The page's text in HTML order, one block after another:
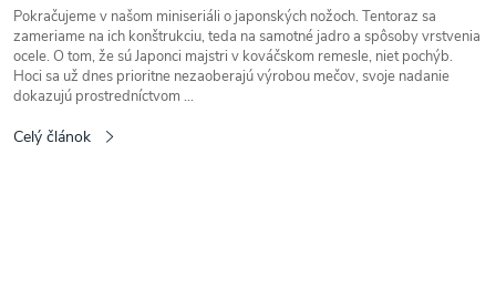
Pokračujeme v našom miniseriáli o japonských nožoch. Tentoraz sa
zameriame na ich konštrukciu, teda na samotné jadro a spôsoby vrstvenia
ocele. O tom, že sú Japonci majstri v kováčskom remesle, niet pochýb.
Hoci sa už dnes prioritne nezaoberajú výrobou mečov, svoje nadanie
dokazujú prostredníctvom ...
Celý článok